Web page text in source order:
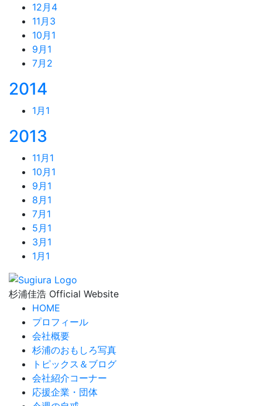
12月 4
11月 3
10月 1
9月 1
7月 2
2014
1月 1
2013
11月 1
10月 1
9月 1
8月 1
7月 1
5月 1
3月 1
1月 1
杉浦佳浩 Official Website
HOME
プロフィール
会社概要
杉浦のおもしろ写真
トピックス＆ブログ
会社紹介コーナー
応援企業・団体